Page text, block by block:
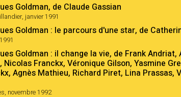
Goldman, de Claude Gassian
janvier 1991
Goldman : le parcours d'une star, de
Goldman : il change la vie, de Frank Andriat,
Nicolas Franckx, Véronique Gilson, Yasmine
Agnès Mathieu, Richard Piret, Lina Prassas,
novembre 1992